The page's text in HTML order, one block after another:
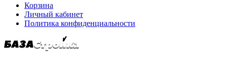
Корзина
Личный кабинет
Политика конфиденциальности